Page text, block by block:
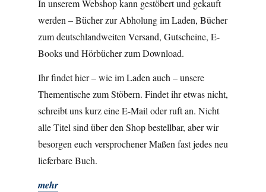
In unserem Webshop kann gestöbert und gekauft
werden – Bücher zur Abholung im Laden, Bücher
zum deutschlandweiten Versand, Gutscheine, E-
Books und Hörbücher zum Download.
Ihr findet hier – wie im Laden auch – unsere
Thementische zum Stöbern. Findet ihr etwas nicht,
schreibt uns kurz eine E-Mail oder ruft an. Nicht
alle Titel sind über den Shop bestellbar, aber wir
besorgen euch versprochener Maßen fast jedes neu
lieferbare Buch.
mehr